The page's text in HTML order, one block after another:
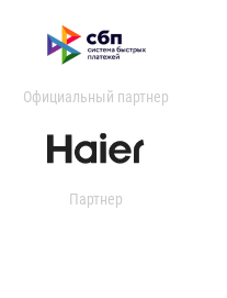
Официальный партнер
Партнер